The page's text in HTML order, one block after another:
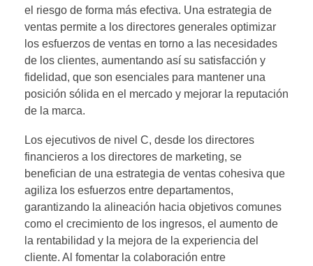
el riesgo de forma más efectiva. Una estrategia de
ventas permite a los directores generales optimizar
los esfuerzos de ventas en torno a las necesidades
de los clientes, aumentando así su satisfacción y
fidelidad, que son esenciales para mantener una
posición sólida en el mercado y mejorar la reputación
de la marca.
Los ejecutivos de nivel C, desde los directores
financieros a los directores de marketing, se
benefician de una estrategia de ventas cohesiva que
agiliza los esfuerzos entre departamentos,
garantizando la alineación hacia objetivos comunes
como el crecimiento de los ingresos, el aumento de
la rentabilidad y la mejora de la experiencia del
cliente. Al fomentar la colaboración entre